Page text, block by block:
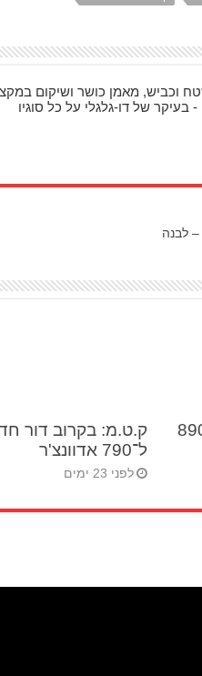
וכביש, מאמן כושר ושיקום
- בעיקר של דו-גלגלי על כל סוגיו
נוסטלגיה: ב.מ.וו K100 – לבנה
ק.ט.מ 890
ק.ט.מ: בקרוב דור
ל־790 אדוונצ'ר
לפני 23 ימים